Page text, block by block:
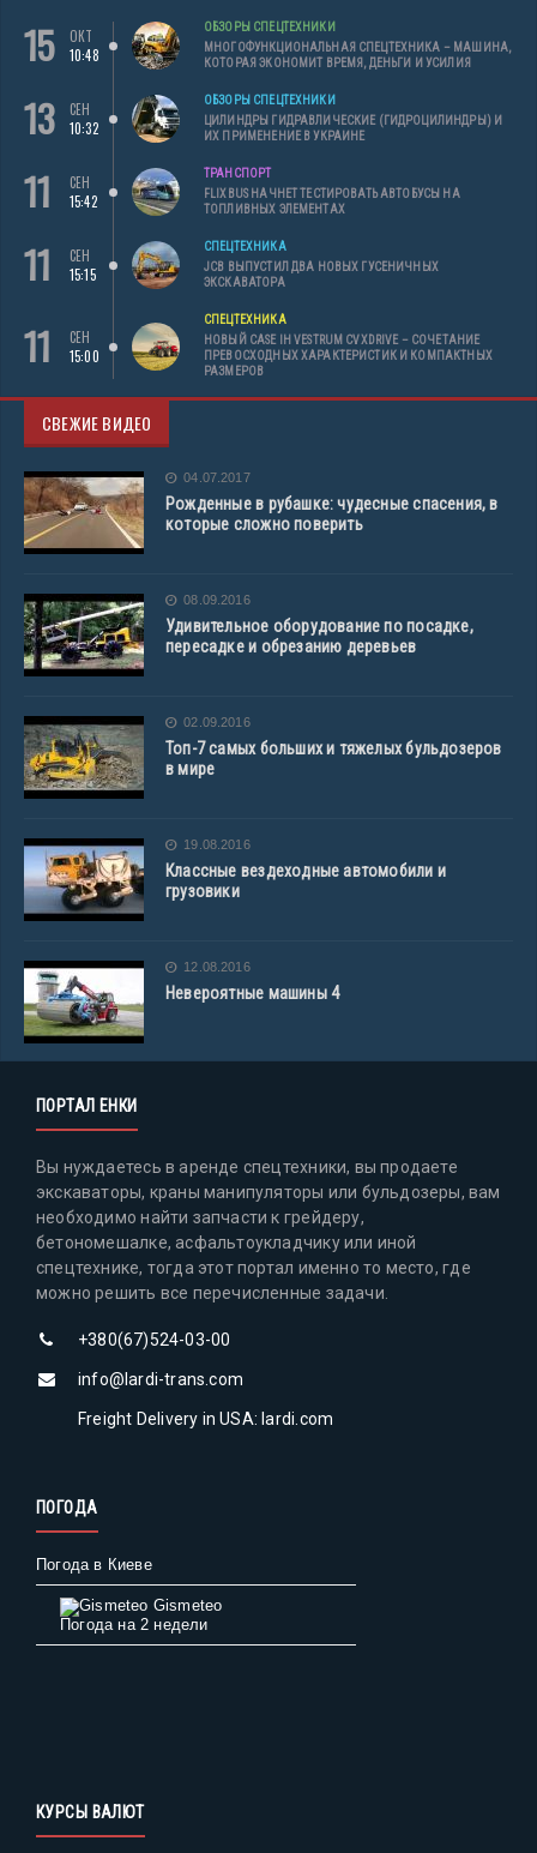
15
ОКТ
10:48
ОБЗОРЫ СПЕЦТЕХНИКИ
МНОГОФУНКЦИОНАЛЬНАЯ СПЕЦТЕХНИКА – МАШИНА,
КОТОРАЯ ЭКОНОМИТ ВРЕМЯ, ДЕНЬГИ И УСИЛИЯ
13
СЕН
10:32
ОБЗОРЫ СПЕЦТЕХНИКИ
ЦИЛИНДРЫ ГИДРАВЛИЧЕСКИЕ (ГИДРОЦИЛИНДРЫ) И
ИХ ПРИМЕНЕНИЕ В УКРАИНЕ
11
СЕН
15:42
ТРАНСПОРТ
FLIXBUS НАЧНЕТ ТЕСТИРОВАТЬ АВТОБУСЫ НА
ТОПЛИВНЫХ ЭЛЕМЕНТАХ
11
СЕН
15:15
СПЕЦТЕХНИКА
JCB ВЫПУСТИЛ ДВА НОВЫХ ГУСЕНИЧНЫХ
ЭКСКАВАТОРА
11
СЕН
15:00
СПЕЦТЕХНИКА
НОВЫЙ CASE IH VESTRUM CVXDRIVE – СОЧЕТАНИЕ
ПРЕВОСХОДНЫХ ХАРАКТЕРИСТИК И КОМПАКТНЫХ
РАЗМЕРОВ
СВЕЖИЕ ВИДЕО
04.07.2017
Рожденные в рубашке: чудесные спасения, в
которые сложно поверить
08.09.2016
Удивительное оборудование по посадке,
пересадке и обрезанию деревьев
02.09.2016
Топ-7 самых больших и тяжелых бульдозеров
в мире
19.08.2016
Классные вездеходные автомобили и
грузовики
12.08.2016
Невероятные машины 4
ПОРТАЛ ЕНКИ
Вы нуждаетесь в аренде спецтехники, вы продаете
экскаваторы, краны манипуляторы или бульдозеры, вам
необходимо найти запчасти к грейдеру,
бетономешалке, асфальтоукладчику или иной
спецтехнике, тогда этот портал именно то место, где
можно решить все перечисленные задачи.
+380(67)524-03-00
info@lardi-trans.com
Freight Delivery in USA: lardi.com
ПОГОДА
Погода в Киеве
Gismeteo
Погода на 2 недели
КУРСЫ ВАЛЮТ